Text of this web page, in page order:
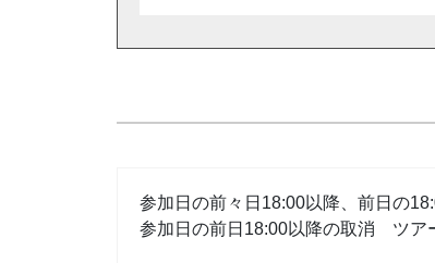
参加日の前々日18:00以降、前日の
参加日の前日18:00以降の取消 ツア